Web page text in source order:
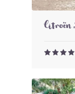
Citroën